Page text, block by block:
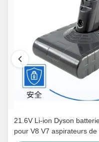
21.6V Li-ion Dyson
pour V8 V7 aspirateurs